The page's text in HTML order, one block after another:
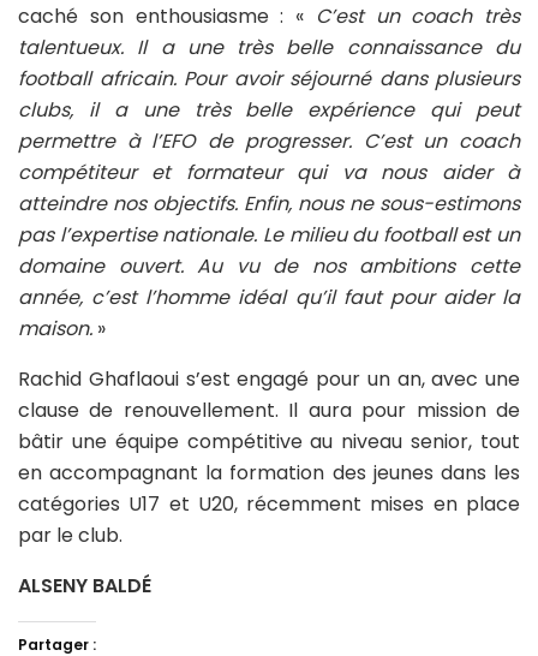
caché son enthousiasme : « C’est un coach très
talentueux. Il a une très belle connaissance du
football africain. Pour avoir séjourné dans plusieurs
clubs, il a une très belle expérience qui peut
permettre à l’EFO de progresser. C’est un coach
compétiteur et formateur qui va nous aider à
atteindre nos objectifs. Enfin, nous ne sous-estimons
pas l’expertise nationale. Le milieu du football est un
domaine ouvert. Au vu de nos ambitions cette
année, c’est l’homme idéal qu’il faut pour aider la
maison. »
Rachid Ghaflaoui s’est engagé pour un an, avec une
clause de renouvellement. Il aura pour mission de
bâtir une équipe compétitive au niveau senior, tout
en accompagnant la formation des jeunes dans les
catégories U17 et U20, récemment mises en place
par le club.
ALSENY BALDÉ
Partager :